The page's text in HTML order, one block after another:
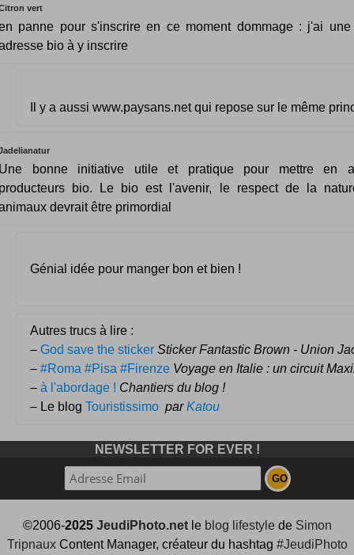
vert
panne pour s'inscrire en ce moment dommage : j'ai une
bio à y inscrire
Il y a aussi www.paysans.net qui repose sur le même
bonne initiative utile et pratique pour mettre en
bio. Le bio est l'avenir, le respect de la
devrait être primordial
Génial idée pour manger bon et bien !
Autres trucs à lire :
– God save the sticker Sticker Fantastic Brown - Union
– #Roma #Pisa #Firenze Voyage en Italie : un circuit
– à l'abordage ! Chantiers du blog !
– Le blog Touristissimo parKatou
NEWSLETTER FOR EVER !
©2006-2025 JeudiPhoto.netle blog lifestylede Simon
TripnauxContent Manager, créateur du hashtag #JeudiPhoto